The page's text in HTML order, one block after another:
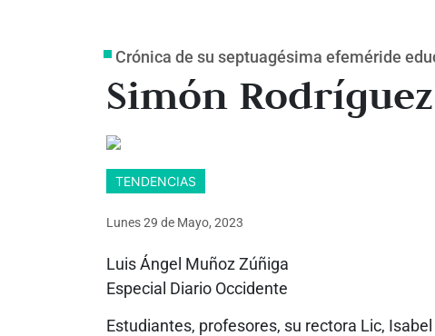
Crónica de su septuagésima efeméride
Simón
TENDENCIAS
Lunes 29 de Mayo, 2023
Luis Ángel Muñoz Zúñiga
Especial Diario Occidente
Estudiantes, profesores, su rectora Lic,